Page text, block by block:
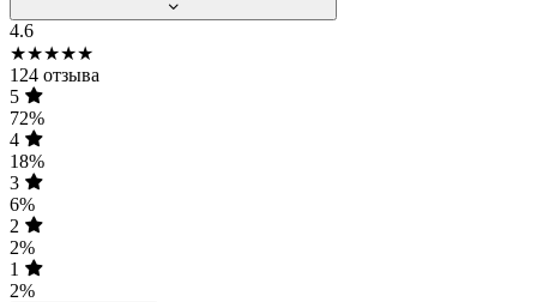
4.6
★★★★★
124 отзыва
5
72%
4
18%
3
6%
2
2%
1
2%